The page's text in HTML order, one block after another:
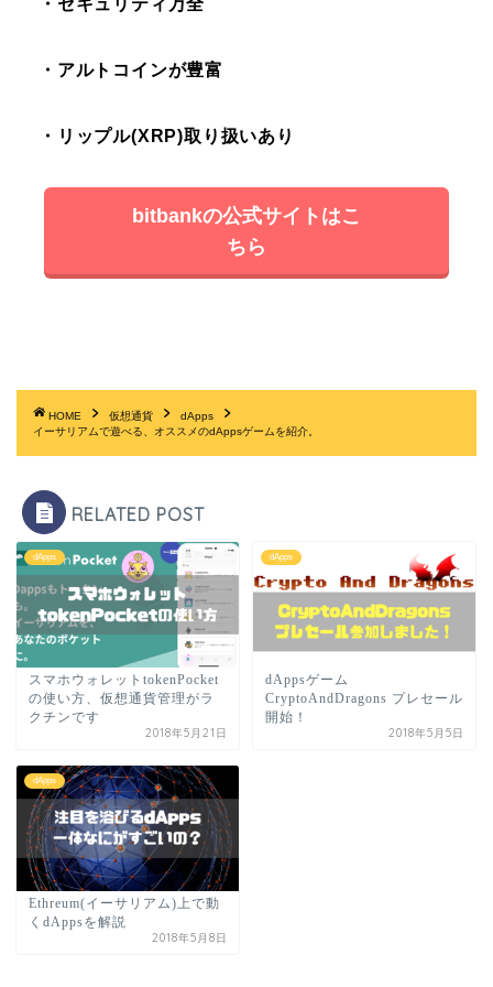
・セキュリティ万全
・アルトコインが豊富
・リップル(XRP)取り扱いあり
bitbankの公式サイトはこ
ちら
HOME 仮想通貨
dApps
イーサリアムで遊べる、オススメのdAppsゲームを紹介。
RELATED POST
dApps
スマホウォレットtokenPocket
の使い方、仮想通貨管理がラ
クチンです
2018年5月21日
dApps
dAppsゲーム
CryptoAndDragons プレセール
開始！
2018年5月5日
dApps
Ethreum(イーサリアム)上で動
くdAppsを解説
2018年5月8日